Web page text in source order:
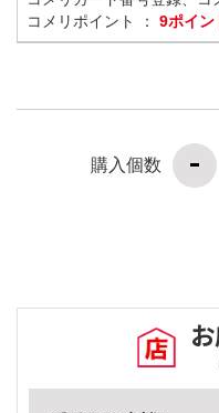
コメリポイント ： 9ポイン
購入個数